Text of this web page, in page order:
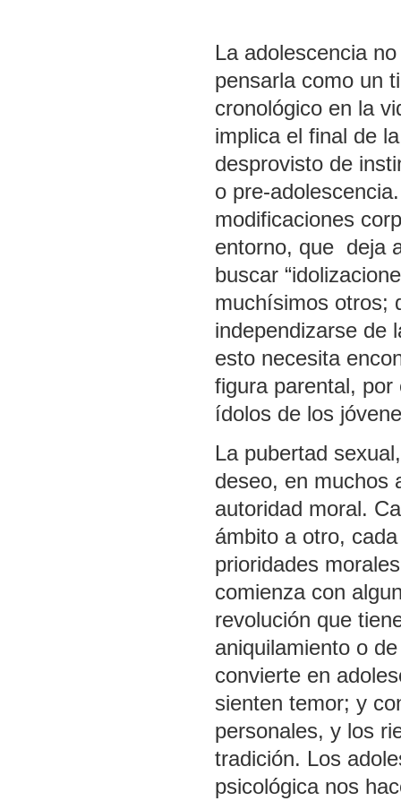
La adolescencia
pensarla como un
cronológico en la
implica el final de
desprovisto de
o pre-
modificaciones
entorno, que deja
buscar
muchísimos otros;
independizarse de
esto necesita
figura parental,
ídolos de los
La pubertad
deseo, en muchos
autoridad moral.
ámbito a otro,
prioridades
comienza con
revolución que
aniquilamiento o
convierte en
sienten temor; y
personales, y los
tradición. Los
psicológica nos